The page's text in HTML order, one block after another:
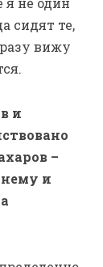
которая
Он на
увидел и
было